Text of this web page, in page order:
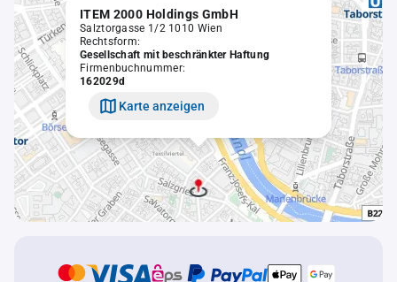
ITEM 2000 Holdings GmbH
Salztorgasse 1/2 1010 Wien
Rechtsform:
Gesellschaft mit beschränkter Haftung
Firmenbuchnummer:
162029d
Karte anzeigen